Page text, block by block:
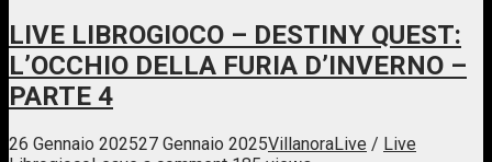
LIVE LIBROGIOCO – DESTINY QUEST:
L’OCCHIO DELLA FURIA D’INVERNO –
PARTE 4
26 Gennaio 202527 Gennaio 2025VillanoraLive / Live